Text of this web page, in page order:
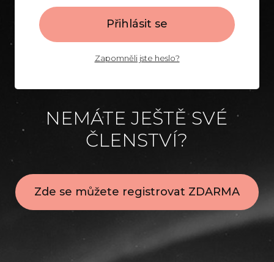
Přihlásit se
Zapomněli jste heslo?
NEMÁTE JEŠTĚ SVÉ
ČLENSTVÍ?
Zde se můžete registrovat ZDARMA